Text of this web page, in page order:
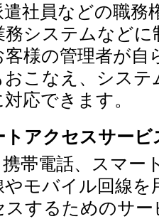
遣社員などの職
務システムなど
客様の管理者が自
おこなえ、シス
応できます。
トアクセスサービ
携帯電話、スマー
やモバイル回線
スするためのサ